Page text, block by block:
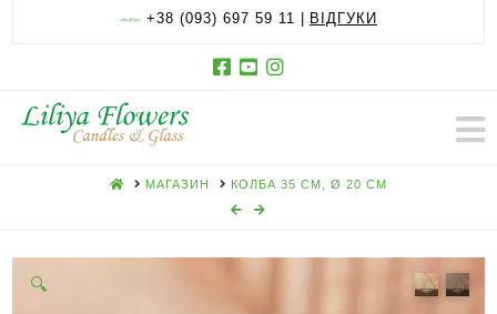
+38 (093) 697 59 11 | ВІДГУКИ
HOMEМАГАЗИН КОЛБА 35 СМ, Ø 20 СМ
🔍